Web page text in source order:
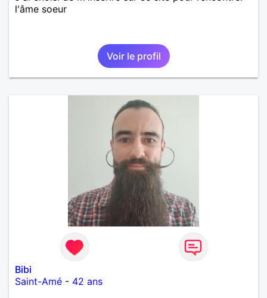
l'âme soeur
Voir le profil
Bibi
Saint-Amé - 42 ans